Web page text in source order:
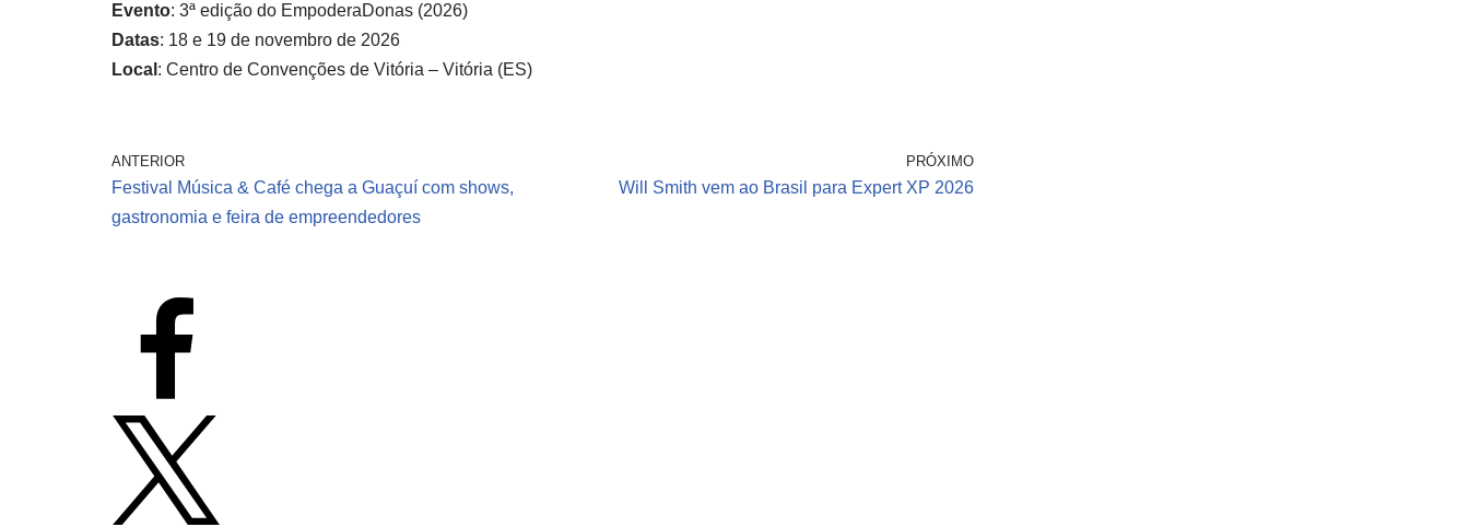
Evento: 3ª edição do EmpoderaDonas (2026)
Datas: 18 e 19 de novembro de 2026
Local : Centro de Convenções de Vitória – Vitória (ES)
ANTERIOR
Festival Música & Café chega a Guaçuí com shows,
gastronomia e feira de empreendedores
PRÓXIMO
Will Smith vem ao Brasil para Expert XP 2026